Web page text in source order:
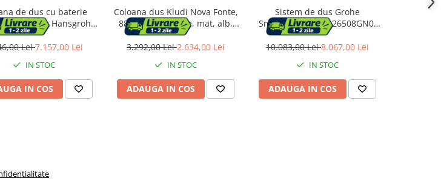
de dus cu baterie
auriu Hansgrohe
Select S 240
Lei7.157,00 Lei
IN STOC
IN COS
Coloana dus Kludi Nova Fonte,
880 mm, 1 functie, mat, alb,
2084053-15
3.292,00 Lei2.634,00 Lei
IN STOC
ADAUGA IN COS
Sistem de dus Grohe
SmartControl 310 26508GN0,
termostat, 310 mm, aparent,
mat, auriu
10.083,00 Lei8.067,00 Lei
IN STOC
ADAUGA IN COS